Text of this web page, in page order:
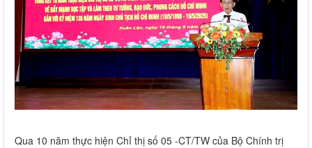
Qua 10 năm thực hiện Chỉ thị số 05 -CT/TW của Bộ Chính trị